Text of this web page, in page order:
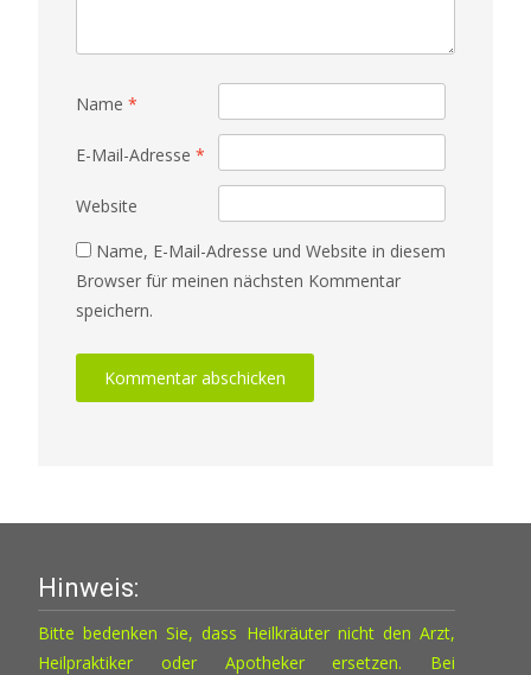
Name *
E-Mail-Adresse *
Website
Name, E-Mail-Adresse und Website in diesem
Browser für meinen nächsten Kommentar
speichern.
Hinweis:
Bitte bedenken Sie, dass Heilkräuter nicht den Arzt,
Heilpraktiker oder Apotheker ersetzen. Bei